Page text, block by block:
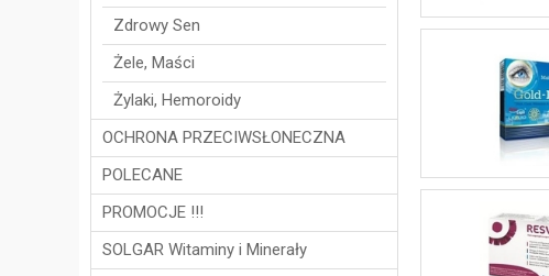
Zdrowy Sen
Żele, Maści
Żylaki, Hemoroidy
OCHRONA PRZECIWSŁONECZNA
POLECANE
PROMOCJE !!!
SOLGAR Witaminy i Minerały